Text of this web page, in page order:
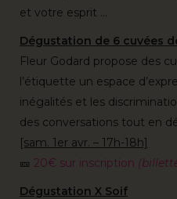
et votre esprit …
Dégustation de 6 cuvées
Fleur Godard propose des
l’étiquette un espace
inégalités et les
des conversations tout en
[sam. 1er avr. – 17h-18h]
🎫 20€ sur inscription
Dégustation X Soif